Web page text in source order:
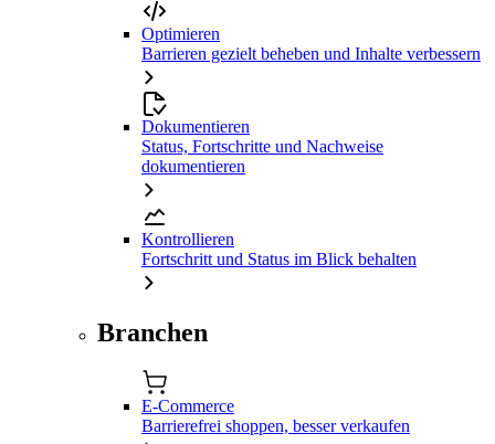
Optimieren
Barrieren gezielt beheben und Inhalte verbessern
Dokumentieren
Status, Fortschritte und Nachweise
dokumentieren
Kontrollieren
Fortschritt und Status im Blick behalten
Branchen
E-Commerce
Barrierefrei shoppen, besser verkaufen